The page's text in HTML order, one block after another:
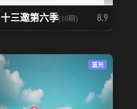
十三邀第六季(10期) 8.9
蓝光